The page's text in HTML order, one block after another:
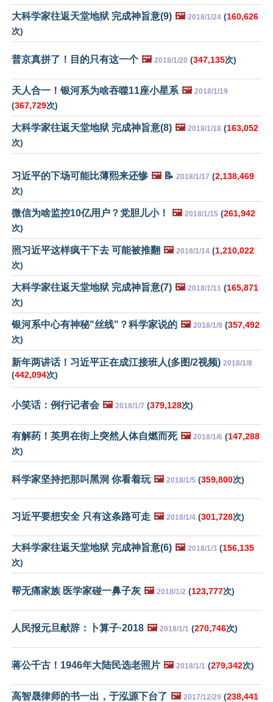
大科学家往返天堂地狱 完成神旨意(9) 🖼️ 2018/1/24 (160,626
次)
普京真拼了！目的只有这一个 🖼️ 2018/1/20 (347,135次)
天人合一！银河系为啥吞噬11座小星系 🖼️ 2018/1/19
(367,729次)
大科学家往返天堂地狱 完成神旨意(8) 🖼️ 2018/1/18 (163,052
次)
习近平的下场可能比薄熙来还惨 🖼️📝 2018/1/17 (2,138,469
次)
微信为啥监控10亿用户？党胆儿小！ 🖼️ 2018/1/15 (261,942
次)
照习近平这样疯干下去 可能被推翻 🖼️ 2018/1/14 (1,210,022
次)
大科学家往返天堂地狱 完成神旨意(7) 🖼️ 2018/1/11 (165,871
次)
银河系中心有神秘"丝线"？科学家说的 🖼️ 2018/1/9 (357,492
次)
新年两讲话！习近平正在成江接班人(多图/2视频) 2018/1/8
(442,094次)
小笑话：例行记者会 🖼️ 2018/1/7 (379,128次)
有解药！英男在街上突然人体自燃而死 🖼️ 2018/1/6 (147,288
次)
科学家坚持把那叫黑洞 你看着玩 🖼️ 2018/1/5 (359,800次)
习近平要想安全 只有这条路可走 🖼️ 2018/1/4 (301,728次)
大科学家往返天堂地狱 完成神旨意(6) 🖼️ 2018/1/3 (156,135
次)
帮无痛家族 医学家碰一鼻子灰 🖼️ 2018/1/2 (123,777次)
人民报元旦献辞：卜算子·2018 🖼️ 2018/1/1 (270,746次)
蒋公千古！1946年大陆民选老照片 🖼️ 2018/1/1 (279,342次)
高智晟律师的书一出，于泓源下台了 🖼️ 2017/12/29 (238,441